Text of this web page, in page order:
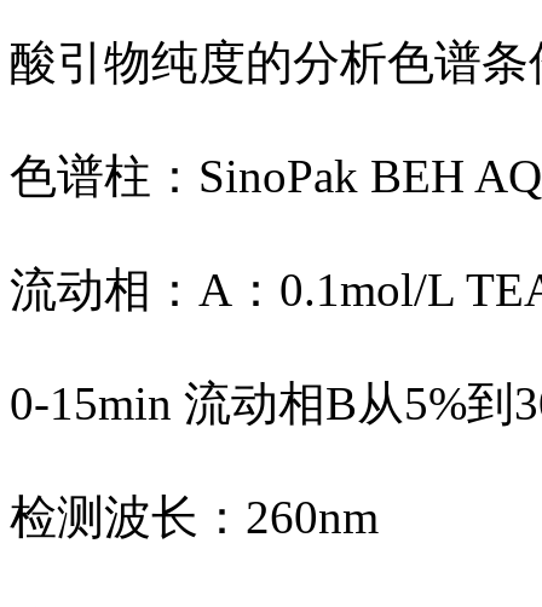
酸引物纯度的分析色谱
色谱柱：SinoPak BEH
流动相：A：0.1mol/L
0-15min 流动相B从5%到
检测波长：260nm